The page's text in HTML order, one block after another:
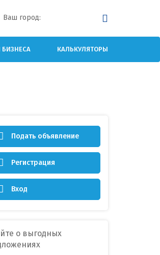
Ваш город:
КАЛЬКУЛЯТОРЫ
Подать объявление
Регистрация
Вход
о выгодных